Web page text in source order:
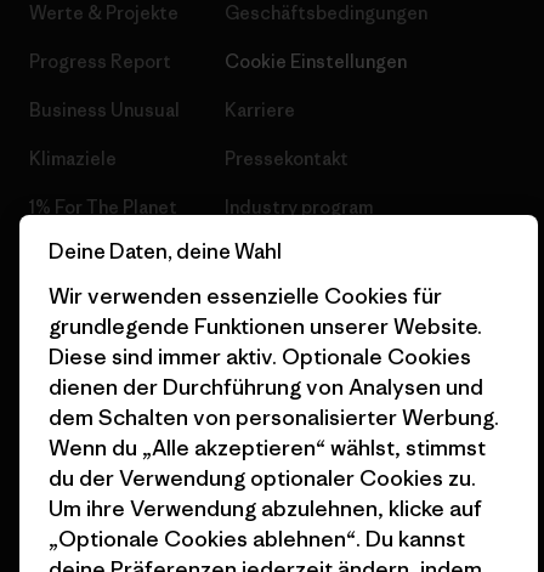
Werte & Projekte
Progress Report
Business Unusual
Klimaziele
1% For The Planet
Wie wir finanzieren
Geschenkgutscheine
Stores in deiner Nähe
Geschäftsbedingungen
Cookie Einstellungen
Karriere
Pressekontakt
Industry program
Affiliate-Programm
Patagonia Schweiz
Seitenverzeichnis
© 2026 Patagonia, Inc. All Rights Reserved.
Deine Daten, deine Wahl
Wir verwenden essenzielle Cookies für
grundlegende Funktionen unserer Website.
Diese sind immer aktiv. Optionale Cookies
dienen der Durchführung von Analysen und
dem Schalten von personalisierter Werbung.
Wenn du „Alle akzeptieren“ wählst, stimmst
du der Verwendung optionaler Cookies zu.
Um ihre Verwendung abzulehnen, klicke auf
„Optionale Cookies ablehnen“. Du kannst